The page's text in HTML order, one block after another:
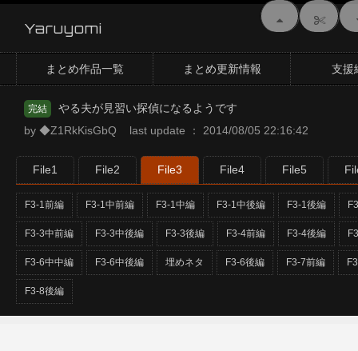
Yaruyomi
まとめ作品一覧 まとめ更新情報 支援
完結
やる夫が見習い探偵になるようです
by ◆Z1RkKisGbQ last update ： 2014/08/05 22:16:42
File1 File2 File3 File4 File5
F3-1前編 F3-1中前編 F3-1中編 F3-1中後編 F3-1後編
F3-3中前編 F3-3中後編 F3-3後編 F3-4前編 F3-4後編
F3-6中中編 F3-6中後編 埋めネタ F3-6後編 F3-7前編
F3-8後編